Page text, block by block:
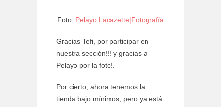
Foto: Pelayo Lacazette|Fotografía
Gracias Tefi, por participar en
nuestra sección!!! y gracias a
Pelayo por la foto!.
Por cierto, ahora tenemos la
tienda bajo mínimos, pero ya está